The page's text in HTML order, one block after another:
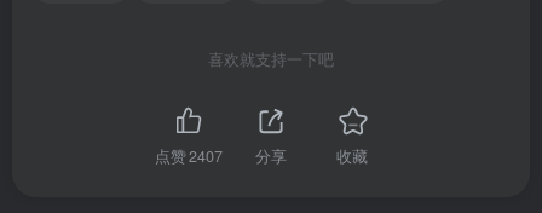
喜欢就支持一下吧
点赞2407 分享 收藏